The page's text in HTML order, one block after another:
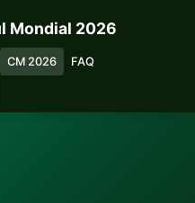
Mondial 2026
CM 2026 FAQ